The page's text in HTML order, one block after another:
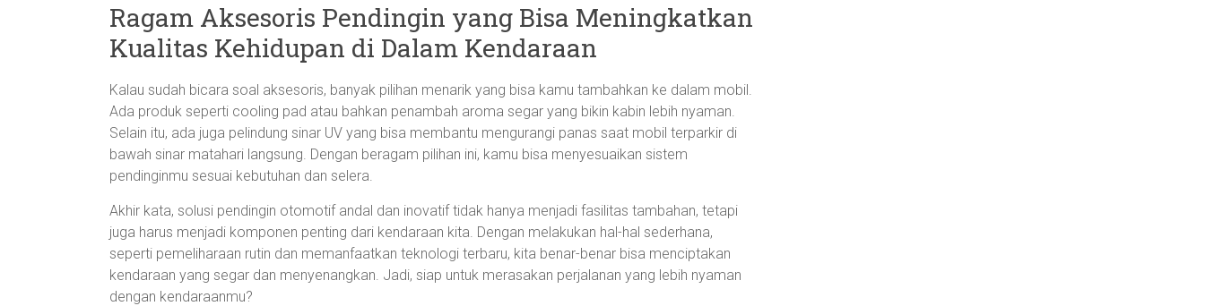
Ragam Aksesoris Pendingin yang Bisa Meningkatkan
Kualitas Kehidupan di Dalam Kendaraan
Kalau sudah bicara soal aksesoris, banyak pilihan menarik yang bisa kamu tambahkan ke dalam mobil.
Ada produk seperti cooling pad atau bahkan penambah aroma segar yang bikin kabin lebih nyaman.
Selain itu, ada juga pelindung sinar UV yang bisa membantu mengurangi panas saat mobil terparkir di
bawah sinar matahari langsung. Dengan beragam pilihan ini, kamu bisa menyesuaikan sistem
pendinginmu sesuai kebutuhan dan selera.
Akhir kata, solusi pendingin otomotif andal dan inovatif tidak hanya menjadi fasilitas tambahan, tetapi
juga harus menjadi komponen penting dari kendaraan kita. Dengan melakukan hal-hal sederhana,
seperti pemeliharaan rutin dan memanfaatkan teknologi terbaru, kita benar-benar bisa menciptakan
kendaraan yang segar dan menyenangkan. Jadi, siap untuk merasakan perjalanan yang lebih nyaman
dengan kendaraanmu?